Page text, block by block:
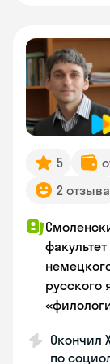
5
2 отзыва
русского
Окончил
по